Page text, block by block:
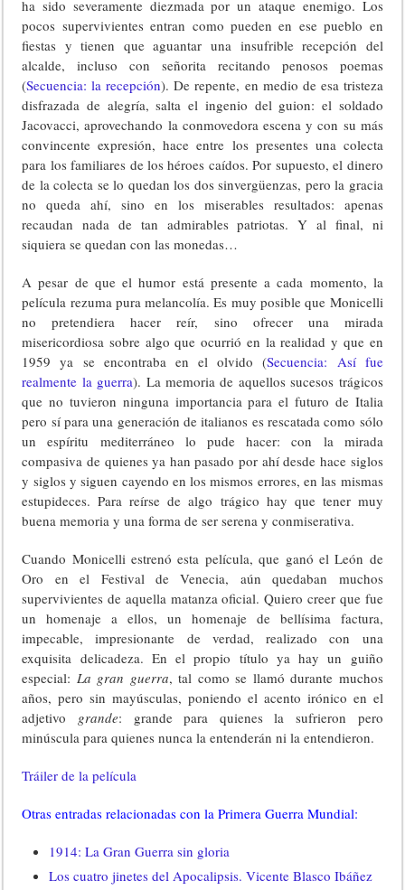
ha sido severamente diezmada por un ataque enemigo. Los
pocos supervivientes entran como pueden en ese pueblo en
fiestas y tienen que aguantar una insufrible recepción del
alcalde, incluso con señorita recitando penosos poemas
(Secuencia: la recepción). De repente, en medio de esa tristeza
disfrazada de alegría, salta el ingenio del guion: el soldado
Jacovacci, aprovechando la conmovedora escena y con su más
convincente expresión, hace entre los presentes una colecta
para los familiares de los héroes caídos. Por supuesto, el dinero
de la colecta se lo quedan los dos sinvergüenzas, pero la gracia
no queda ahí, sino en los miserables resultados: apenas
recaudan nada de tan admirables patriotas. Y al final, ni
siquiera se quedan con las monedas…
A pesar de que el humor está presente a cada momento, la
película rezuma pura melancolía. Es muy posible que Monicelli
no pretendiera hacer reír, sino ofrecer una mirada
misericordiosa sobre algo que ocurrió en la realidad y que en
1959 ya se encontraba en el olvido (Secuencia: Así fue
realmente la guerra). La memoria de aquellos sucesos trágicos
que no tuvieron ninguna importancia para el futuro de Italia
pero sí para una generación de italianos es rescatada como sólo
un espíritu mediterráneo lo pude hacer: con la mirada
compasiva de quienes ya han pasado por ahí desde hace siglos
y siglos y siguen cayendo en los mismos errores, en las mismas
estupideces. Para reírse de algo trágico hay que tener muy
buena memoria y una forma de ser serena y conmiserativa.
Cuando Monicelli estrenó esta película, que ganó el León de
Oro en el Festival de Venecia, aún quedaban muchos
supervivientes de aquella matanza oficial. Quiero creer que fue
un homenaje a ellos, un homenaje de bellísima factura,
impecable, impresionante de verdad, realizado con una
exquisita delicadeza. En el propio título ya hay un guiño
especial: La gran guerra, tal como se llamó durante muchos
años, pero sin mayúsculas, poniendo el acento irónico en el
adjetivo grande: grande para quienes la sufrieron pero
minúscula para quienes nunca la entenderán ni la entendieron.
Tráiler de la película
Otras entradas relacionadas con la Primera Guerra Mundial:
1914: La Gran Guerra sin gloria
Los cuatro jinetes del Apocalipsis. Vicente Blasco Ibáñez